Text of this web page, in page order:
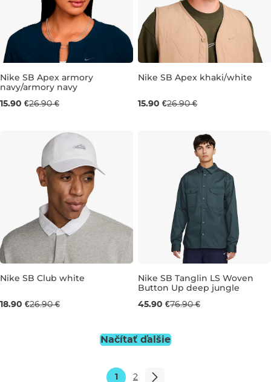
Výpredaj -41 %
Nike SB Apex armory
navy/armory navy
15.90 €26.90 €
Nike SB Apex khaki/white
15.90 €26.90 €
Nike SB Club white
18.90 €26.90 €
Výpredaj -40 %
Nike SB Tanglin LS Woven
Button Up deep jungle
45.90 €76.90 €
Načítať ďalšie
1 2